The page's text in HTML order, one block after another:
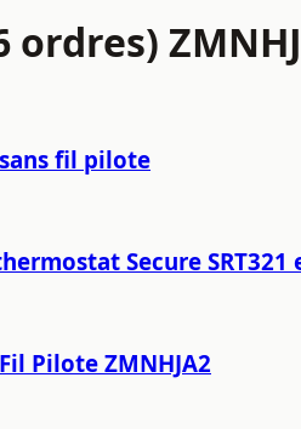
fil pilote
Secure
Pilote ZMNHJA2